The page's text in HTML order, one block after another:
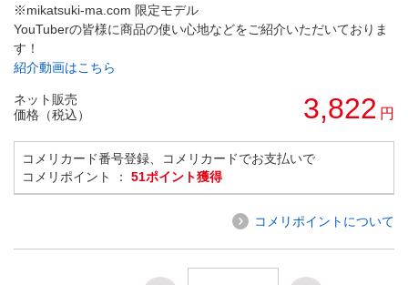
※mikatsuki-ma.com 限定モデル
YouTuberの皆様に商品の使い心地などをご紹介いただいておりま
す！
紹介動画はこちら
ネット販売
価格（税込）
3,822 円
コメリカード番号登録、コメリカードでお支払いで
コメリポイント ： 51ポイント獲得
コメリポイントについて